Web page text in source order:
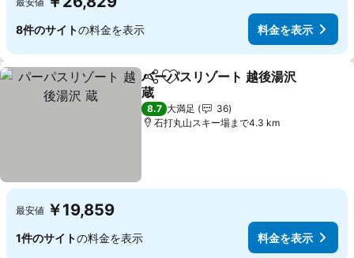
8件のサイトの料金を表示 料金を表示
シェアお気に入りに追加
パーパスリゾート 越後湯沢
蔵
8.7 大満足
36
石打丸山スキー場まで4.3 km
最安値 ￥19,859
1件のサイトの料金を表示 料金を表示